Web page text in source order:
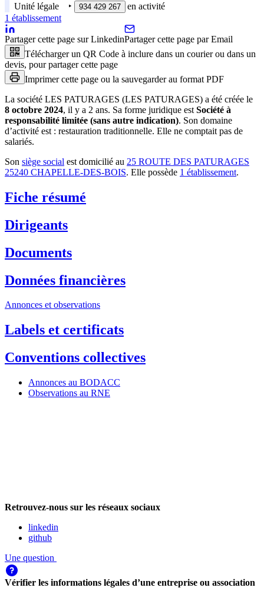
Unité légale ‣ 934 429 267
en activité
1 établissement
Partager cette page sur LinkedinPartager cette page par Email
Télécharger un QR Code à inclure dans un courier ou dans un
devis, pour partager cette page
Imprimer cette page ou la sauvegarder au format PDF
La société LES PATURAGES (LES PATURAGES) a été créée le
8 octobre 2024, il y a 2 ans. Sa forme juridique est Société à
responsabilité limitée (sans autre indication). Son domaine
d’activité est : restauration traditionnelle. Elle ne comptait pas de
salariés.
Son siège social est domicilié au 25 ROUTE DES PATURAGES
25240 CHAPELLE-DES-BOIS. Elle possède 1 établissement.
Fiche résumé
Dirigeants
Documents
Données financières
Annonces et observations
Labels et certificats
Conventions collectives
Annonces au BODACC
Observations au RNE
Retrouvez-nous sur les réseaux sociaux
linkedin
github
Une question
Vérifier les informations légales d’une entreprise ou association